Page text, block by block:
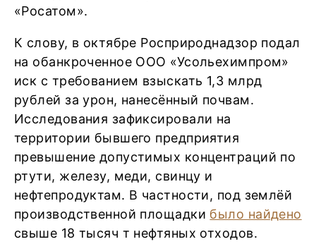
«Росатом».
К слову, в октябре Росприроднадзор подал
на обанкроченное ООО «Усольехимпром»
иск с требованием взыскать 1,3 млрд
рублей за урон, нанесённый почвам.
Исследования зафиксировали на
территории бывшего предприятия
превышение допустимых концентраций по
ртути, железу, меди, свинцу и
нефтепродуктам. В частности, под землёй
производственной площадки было найдено
свыше 18 тысяч т нефтяных отходов.